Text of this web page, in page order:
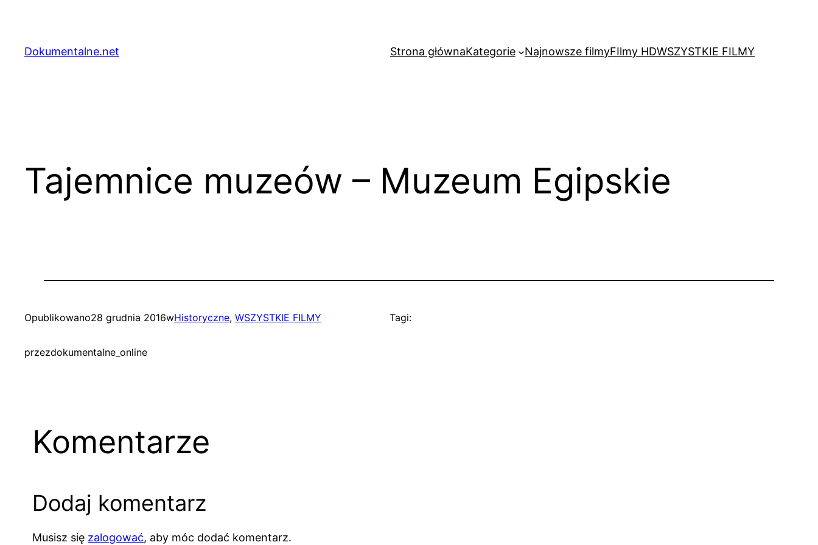
treściDokumentalne.net Strona głównaKategorie Najnowsze filmyFIlmy HDWSZYSTKIE FILMY
Tajemnice muzeów – Muzeum Egipskie
Opublikowano28 grudnia 2016wHistoryczne, WSZYSTKIE FILMY
przezdokumentalne_online
Tagi:
Komentarze
Dodaj komentarz
Musisz się zalogować, aby móc dodać komentarz.